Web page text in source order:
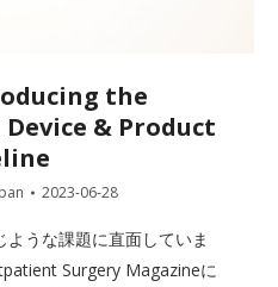
the
& Product
2023-06-28
うな課題に直面していま
Surgery Magazineに